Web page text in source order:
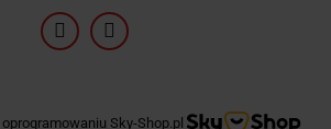
Sky-Shop.pl